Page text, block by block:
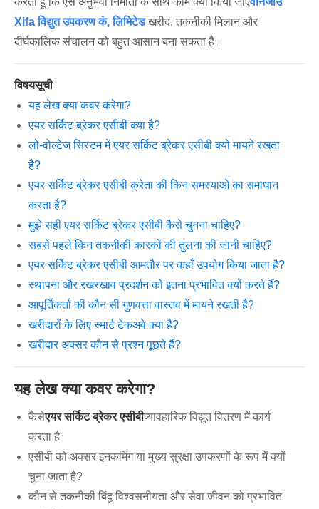
Xifa विद्युत उपकरण कं, लिमिटेड खरीद, तकनीकी मिलान और
दीर्घकालिक संचालन को बहुत आसान बना सकता है।
विषयसूची
यह लेख क्या कवर करेगा?
एयर सर्किट ब्रेकर एसीबी क्या है?
लो-वोल्टेज सिस्टम में एयर सर्किट ब्रेकर एसीबी क्यों मायने रखता
है?
एयर सर्किट ब्रेकर एसीबी क्रेता की किन समस्याओं का समाधान
करता है?
मुझे सही एयर सर्किट ब्रेकर एसीबी कैसे चुनना चाहिए?
सबसे पहले किन तकनीकी कारकों की तुलना की जानी चाहिए?
एयर सर्किट ब्रेकर एसीबी आमतौर पर कहाँ उपयोग किया जाता है?
स्थापना और रखरखाव प्रदर्शन को इतना प्रभावित क्यों करते हैं?
आपूर्तिकर्ता की कौन सी गुणवत्ता वास्तव में मायने रखती है?
खरीदारों के लिए स्मार्ट टेकअवे क्या है?
खरीदार अक्सर कौन से प्रश्न पूछते हैं?
यह लेख क्या कवर करेगा?
कैसेएयर सर्किट ब्रेकर एसीबीव्यावहारिक विद्युत वितरण में कार्य
करता है
एसीबी को अक्सर इनकमिंग या मुख्य सुरक्षा उपकरणों के रूप में क्यों
चुना जाता है?
कौन से तकनीकी बिंदु विश्वसनीयता और सेवा जीवन को प्रभावित